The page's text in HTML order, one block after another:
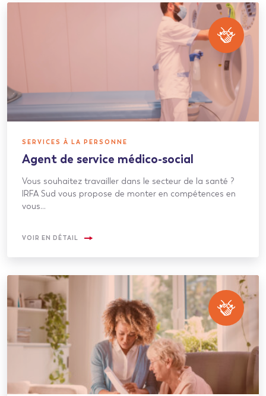
SERVICES À LA PERSONNE
Agent de service médico-social
Vous souhaitez travailler dans le secteur de la santé ?
IRFA Sud vous propose de monter en compétences en
vous…
VOIR EN DÉTAIL